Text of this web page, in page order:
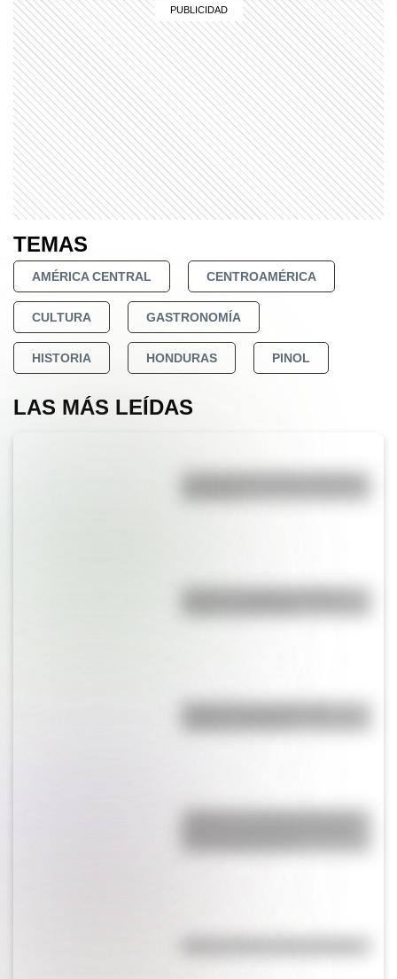
TEMAS
AMÉRICA CENTRAL CENTROAMÉRICA
CULTURA GASTRONOMÍA
HISTORIA HONDURAS PINOL
LAS MÁS LEÍDAS
La vida de San Martín contada
Bandera de Bolivia: historia,
Bandera de Ecuador para
¿Sabías que Argentina tuvo la
alta de Sudamérica?